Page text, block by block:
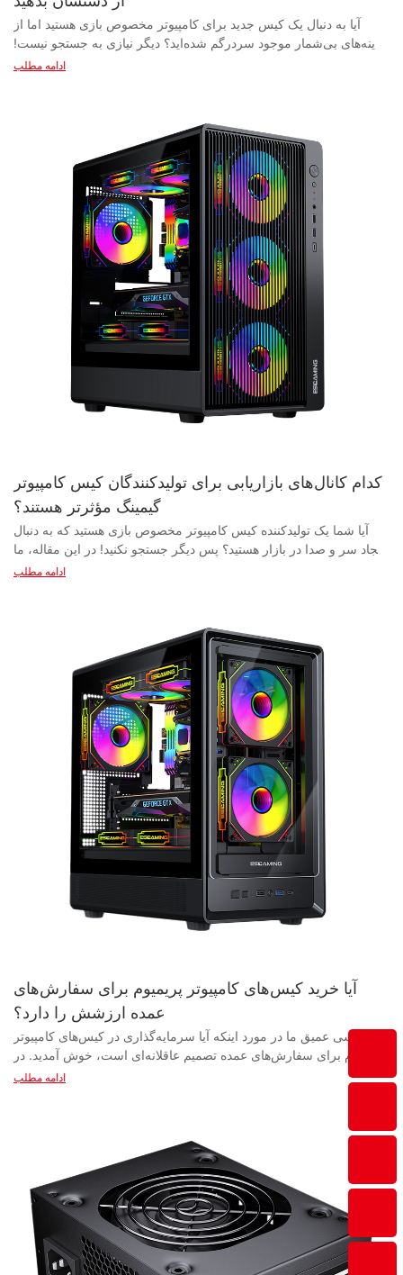
آیا به دنبال یک کیس جدید برای کامپیوتر مخصوص بازی هستید اما از گزینه‌های بی‌شمار موجود سردرگم شده‌اید؟ دیگر نیازی به جستجو نیست! در این مقاله، فهرستی از ۱۵ کیس برتر کامپیوتر مخصوص بازی که در حال حاضر در بازار موج می‌زنند را گردآوری کرده‌ایم. از طراحی‌های شیک گرفته تا عملکرد بهینه، این کیس‌ها برای هر گیمر جدی ضروری هستند. پس، بنشینید، استراحت کنید و اجازه دهید ما شما را در مورد بهترین کیس‌های کامپیوتر مخصوص بازی که نمی‌توانید از دست بدهید، راهنمایی کنیم! - مقدمه‌ای بر اهمیت کیس‌های مخصوص بازی در دنیای بازی، داشتن یک کامپیوتر گیمینگ درجه یک برای یک تجربه بازی بهینه بسیار مهم است. با این حال، یکی از جنبه‌های بازی‌های کامپیوتری که اغلب نادیده گرفته می‌شود، اهمیت کیس کامپیوتر گیمینگ است. یک کیس کامپیوتر گیمینگ نه تنها به عنوان یک پوسته محافظ برای تمام اجزای گران‌قیمت شما عمل می‌کند، بلکه نقش کلیدی در عملکرد کلی و زیبایی‌شناسی سیستم شما نیز ایفا می‌کند. در این مقاله، به اهمیت کیس‌های کامپیوتر گیمینگ خواهیم پرداخت و برخی از گزینه‌های برتر موجود در بازار امروز را بررسی خواهیم کرد. وقتی صحبت از انتخاب یک کیس کامپیوتر مخصوص بازی می‌شود، چند عامل کلیدی وجود دارد که باید در نظر گرفته شوند. اول و مهمتر از همه، باید مطمئن شوید که کیس با اندازه و پیکربندی قطعات شما سازگار است. یک کیس کامپیوتر مخصوص بازی که به خوبی طراحی شده باشد، فضای کافی برای مادربرد، کارت گرافیک، سیستم خنک‌کننده و سایر قطعات ضروری شما خواهد داشت. علاوه بر این، تهویه و جریان هوا برای حفظ عملکرد بهینه و جلوگیری از گرمای بیش از حد بسیار مهم هستند. به دنبال کیسی باشید که دریچه‌های هوا، پایه‌های فن و فضای کافی برای خنک‌کننده‌های اضافی داشته باشد. یکی دیگر از نکات مهم هنگام انتخاب کیس کامپیوتر مخصوص بازی، طراحی کلی و جذابیت زیبایی‌شناختی آن است. بسیاری از گیمرها کیس‌هایی با طراحی‌های جسورانه و آینده‌نگرانه و گزینه‌های نورپردازی RGB قابل تنظیم را ترجیح می‌دهند. برخی از کیس‌ها حتی دارای پنل‌های جانبی از جنس شیشه سکوریت هستند که به شما امکان می‌دهد قطعات خود را به نمایش بگذارید و یک چیدمان بصری خیره‌کننده ایجاد کنید. چه ظاهری شیک و مدرن را ترجیح دهید و چه طراحی صنعتی‌تر و مقاوم‌تر، گزینه‌های زیادی برای انتخاب وجود دارد که با سبک شخصی شما مطابقت دارد. وقتی صحبت از یافتن کیس کامپیوتر گیمینگ ایده‌آل می‌شود، در نظر گرفتن اعتبار و قابلیت اطمینان سازنده ضروری است. یک تأمین‌کننده معتبر کیس کامپیوتر گیمینگ، کیس‌های باکیفیت و بادوامی را ارائه می‌دهد که برای دوام ساخته شده‌اند. به دنبال تولیدکنندگانی باشید که سابقه تولید محصولات درجه یک و ارائه خدمات عالی به مشتریان را دارند. با انتخاب یک تولیدکننده کیس کامپیوتر گیمینگ قابل اعتماد، می‌توانید اطمینان حاصل کنید که روی محصولی سرمایه‌گذاری می‌کنید که تجربه بازی شما را برای سال‌های آینده محافظت و بهبود می‌بخشد. در بازار فعلی، کیس‌های بازی بی‌شماری برای انتخاب وجود دارد که هر کدام ویژگی‌ها و مزایای منحصر به فردی را ارائه می‌دهند. برخی از گزینه‌های محبوب شامل Corsair Crystal Series 680X، NZXT H710i و Cooler Master MasterCase H500P Mesh هستند. این کیس‌ها طراحی نوآورانه، ساختار مستحکم و ویژگی‌های قابل تنظیم را با هم ترکیب می‌کنند تا نیازهای حتی سخت‌گیرترین گیمرها را نیز برآورده کنند. چه به دنبال حداکثر جریان هوا، زیبایی ظاهری یا گزینه‌های پیشرفته نورپردازی RGB باشید، یک کیس بازی برای رفع نیازهای شما وجود دارد. در پایان، کیس کامپیوتر گیمینگ یکی از اجزای ضروری هر سیستم گیمینگ است که نباید نادیده گرفته شود. با سرمایه‌گذاری روی یک کیس باکیفیت از یک تولیدکننده معتبر، می‌توانید از اجزای ارزشمند خود محافظت کنید، عملکرد سیستم خود را افزایش دهید و یک محیط بازی خیره‌کننده از نظر بصری ایجاد کنید. با وجود گزینه‌های بسیار زیاد موجود در بازار، اکنون زمان مناسبی برای ارتقاء کیس کامپیوتر گیمینگ خود و ارتقای تجربه بازی خود به سطح بعدی است. - عواملی که باید هنگام انتخاب کیس کامپیوتر مخصوص بازی در نظر بگیرید وقتی صحبت از ساخت یک سیستم بازی نهایی می‌شود، انتخاب کیس کامپیوتر مناسب بسیار مهم است. کیس نه تنها به عنوان محل قرارگیری تمام اجزای گران‌قیمت شما عمل می‌کند، بلکه نقش مهمی در تجربه کلی بازی شما نیز ایفا می‌کند. با وجود گزینه‌های بسیار زیاد موجود در بازار فعلی، تصمیم‌گیری در مورد اینکه کدام کیس کامپیوتر بازی برای شما بهترین است، می‌تواند بسیار دشوار باشد. در این مقاله، 15 کیس برتر کامپیوتر بازی را که نمی‌توانید از دست بدهید، و همچنین عواملی را که باید هنگام انتخاب خود در نظر بگیرید، بررسی خواهیم کرد. یکی از مهمترین عواملی که هنگام انتخاب کیس کامپیوتر مخصوص بازی باید در نظر بگیرید، اندازه آن است. کیس‌های کامپیوتر مخصوص بازی در اندازه‌های مختلفی، از کیس‌های کوچک گرفته تا کیس‌های تمام‌قد، عرضه می‌شوند. اندازه کیس شما به اجزایی که قصد نصب آنها را دارید و همچنین ترجیح شخصی شما بستگی دارد. کیس‌های کوچک برای کسانی که فضای محدودی دارند یا می‌خواهند سیستم جمع‌وجورتری داشته باشند، عالی هستند، در حالی که کیس‌های تمام‌قد فضای بیشتری برای گزینه‌های انبساط و خنک‌کننده ارائه می‌دهند. یکی دیگر از عوامل مهم که باید در نظر گرفته شود، جریان هوا و خنک‌سازی است. جریان هوای مناسب برای خنک نگه داشتن قطعات و جلوگیری از گرمای بیش از حد در طول جلسات بازی شدید ضروری است. اگر قصد اورکلاک کردن قطعات خود را دارید، به دنبال کیسی با تهویه مناسب، تعداد زیادی پایه فن و پشتیبانی از سیستم‌های خنک‌کننده مایع باشید. برخی از کیس‌ها حتی با کنترل‌کننده‌های فن داخلی و فیلترهای گرد و غبار ارائه می‌شوند تا به حفظ جریان هوای بهینه کمک کنند. علاوه بر این، مدیریت کابل کلید دستیابی به یک سیستم تمیز و منظم است. به دنبال کیسی باشید که گزینه‌های کافی برای مسیریابی کابل، تسمه‌های چسبی مدیریت کابل و فضای کافی در پشت سینی مادربرد برای قرار دادن کابل‌های اضافی داشته باشد. یک سیستم کابلی با مدیریت خوب نه تنها زیبایی سیستم شما را بهبود می‌بخشد، بلکه جریان هوا را نیز بهبود می‌بخشد و ارتقاءهای آینده را آسان‌تر می‌کند. وقتی صحبت از زیبایی‌شناسی می‌شود، کیس‌های کامپیوتر بازی در طیف گسترده‌ای از سبک‌ها و طرح‌ها ارائه می‌شوند تا با سلیقه هر گیمری مطابقت داشته باشند. چه ظاهری براق و مینیمالیستی را ترجیح دهید و چه طراحی جسورانه و پر زرق و برق، کیسی برای شما وجود دارد. گزینه‌های نورپردازی RGB، پنل‌های جانبی شیشه‌ای حرارت دیده و پنل‌های جلویی قابل تنظیم، تنها برخی از ویژگی‌هایی هستند که می‌توانند جذابیت بصری سیستم شما را افزایش دهند. هنگام انتخاب کیس کامپیوتر مخصوص بازی، توجه به کیفیت ساخت و دوام آن نیز مهم است. به دنبال کیسی باشید که از مواد باکیفیت مانند فولاد یا آلومینیوم ساخته شده باشد، که بتواند سختی‌های حمل و نقل سیستم شما را به مهمانی‌های LAN یا رویدادهای بازی تحمل کند. یک کیس محکم و خوش‌ساخت نه تنها از قطعات شما محافظت می‌کند، بلکه سال‌های سال نیز دوام خواهد داشت. در پایان، هنگام انتخاب یک کیس کامپیوتر مخصوص بازی، در نظر گرفتن عواملی مانند اندازه، جریان هوا و خنک‌کنندگی، مدیریت کابل، زیبایی‌شناسی و کیفیت ساخت مهم است. با در نظر گرفتن این عوامل، می‌توانید کیس مناسبی را برای قرار دادن تجهیزات بازی خود پیدا کنید و تجربه بازی خود را به سطح بالاتری ارتقا دهید. 15 کیس برتر کامپیوتر مخصوص بازی در بازار فعلی را بررسی کنید و کیسی را انتخاب کنید که به بهترین وجه با نیازها و ترجیحات شما مطابقت داشته باشد. - ویژگی‌های برتر برای جستجوی در یک کیس کامپیوتر مخصوص بازی هنگام ساخت یک کامپیوتر مخصوص بازی، کیس یک جزء ضروری است که نه تنها تمام سخت‌افزار شما را در خود جای می‌دهد، بلکه نقش مهمی در زیبایی کلی سیستم شما نیز ایفا می‌کند. با وجود گزینه‌های فراوان موجود در بازار، انتخاب کیس مناسب برای کامپیوتر مخصوص بازی که متناسب با نیازهای شما باشد، می‌تواند بسیار دشوار باشد. در این مقاله، ما در مورد ویژگی‌های برتر یک کیس مخصوص بازی صحبت خواهیم کرد تا به شما در تصمیم‌گیری آگاهانه کمک کنیم. یکی از اولین ویژگی‌هایی که هنگام انتخاب کیس کامپیوتر مخصوص بازی باید در نظر بگیرید، اندازه آن است. کیس‌های کامپیوتر مخصوص بازی در اندازه‌های مختلفی از جمله تمام کیس، میان کیس و مینی کیس عرضه می‌شوند. اندازه کیس، میزان سخت‌افزاری را که می‌توانید در داخل آن قرار دهید، تعیین می‌کند، بنابراین مهم است که اندازه‌ای را انتخاب کنید که اجزای شما را در خود جای دهد، بدون اینکه خیلی حجیم یا محدودکننده باشد. یکی دیگر از ویژگی‌های مهم که باید در نظر گرفته شود، جریان هوا و گزینه‌های خنک‌کننده کیس است. جریان هوای مناسب برای خنک نگه داشتن قطعات و جلوگیری از گرمای بیش از حد در طول جلسات بازی شدید ضروری است. به دنبال کیس‌هایی با پایه‌های فن، تهویه و گزینه‌های مدیریت کابل فراوان باشید تا از جریان هوا و عملکرد خنک‌کننده بهینه اطمینان حاصل شود. علاوه بر این، کیفیت ساخت و جنس کیس کامپیوتر بازی را در نظر بگیرید. مواد بادوام مانند فولاد و آلومینیوم محافظت بهتری برای قطعات شما ارائه می‌دهند و طول عمر را تضمین می‌کنند. برخی از کیس‌ها همچنین دارای پنل‌های جانبی شیشه‌ای حرارت دیده هستند که ظاهری شیک و مدرن به آنها می‌دهد و به شما امکان می‌دهد سخت‌افزار خود را به نمایش بگذارید. وقتی صحبت از زیبایی‌شناسی می‌شود، کیس‌های کامپیوتر بازی در طیف گسترده‌ای از طرح‌ها و سبک‌ها ارائه می‌شوند تا با سلیقه هر گیمری مطابقت داشته باشند. چه طراحی براق و مینیمالیستی را ترجیح دهید و چه ظاهری جسورانه و پر زرق و برق، کیس کامپیوتر بازی برای شما وجود دارد. برای ایجاد یک ساختار بصری خیره‌کننده، به دنبال کیس‌هایی با گزینه‌های نورپردازی RGB قابل تنظیم و پنل‌های جانبی پنجره‌دار باشید. علاوه بر این، گزینه‌های ذخیره‌سازی و اسلات‌های توسعه موجود در کیس کامپیوتر بازی را در نظر بگیرید. کیسی را انتخاب کنید که تعداد زیادی جایگاه درایو و اسلات توسعه برای رفع نیازهای ذخیره‌سازی و ارتقاءهای آینده شما ارائه دهد. برخی از کیس‌ها همچنین دارای ویژگی‌های طراحی ماژولار برای سفارشی‌سازی و نگهداری آسان هستند. در پایان، مهم‌ترین ویژگی‌هایی که باید در یک کیس کامپیوتر مخصوص بازی به آن‌ها توجه کنید شامل اندازه، گزینه‌های جریان هوا و خنک‌کننده، کیفیت ساخت، زیبایی‌شناسی، گزینه‌های ذخیره‌سازی و اسلات‌های توسعه است. با در نظر گرفتن این ویژگی‌ها، می‌توانید کیس کامپیوتر مخصوص بازی ایده‌آلی را پیدا کنید که نه تنها ظاهر زیبایی داشته باشد، بلکه عملکرد و کارایی بهینه‌ای را برای سیستم بازی شما فراهم کند. به یاد داشته باشید که یک تأمین‌کننده یا سازنده معتبر کیس کامپیوتر مخصوص بازی را انتخاب کنید تا از کیفیت و قابلیت اطمینان در خرید خود اطمینان حاصل کنید. - مقایسه بهترین کیس‌های گیمینگ کامپیوتر در بازار فعلی در دنیای بازی، داشتن یک کیس کامپیوتر مناسب می‌تواند از نظر عملکرد، زیبایی‌شناسی و کارایی تفاوت زیادی ایجاد کند. با وجود طیف گسترده‌ای از گزینه‌های موجود در بازار امروز، انتخاب بهترین کیس کامپیوتر بازی که متناسب با نیازهای شما باشد، می‌تواند بسیار دشوار باشد. به همین دلیل ما لیستی از 15 کیس برتر کامپیوتر بازی را گردآوری کرده‌ایم که به سادگی نمی‌توانید از دستشان بدهید. وقتی صحبت از انتخاب یک کیس کامپیوتر مخصوص بازی می‌شود، چند عامل کلیدی وجود دارد که باید در نظر گرفته شوند. اولاً، طراحی و زیبایی‌شناسی کیس می‌تواند تأثیر زیادی بر ظاهر کلی سیستم بازی شما داشته باشد. طرح‌های شیک و مدرن با نورپردازی RGB از انتخاب‌های محبوب در بین گیمرها
ادامه مطلب
کدام کانال‌های بازاریابی برای تولیدکنندگان کیس کامپیوتر
گیمینگ مؤثرتر هستند؟
آیا شما یک تولیدکننده کیس کامپیوتر مخصوص بازی هستید که به دنبال ایجاد سر و صدا در بازار هستید؟ پس دیگر جستجو نکنید! در این مقاله، ما به دنیای کانال‌های بازاریابی می‌پردازیم تا کشف کنیم کدام یک برای تولیدکنندگان کیس کامپیوتر مخصوص بازی مؤثرتر است. چه تازه وارد باشید و چه یک حرفه‌ای باتجربه، این اطلاعات ارزشمند به شما کمک می‌کند تا به مخاطبان هدف خود برسید و فروش خود را افزایش دهید. برای کسب اطلاعات بیشتر ادامه مطلب را بخوانید! - مروری بر استراتژی‌های بازاریابی برای تولیدکنندگان کیس کامپیوتر مخصوص بازی مروری بر استراتژی‌های بازاریابی برای تولیدکنندگان کیس کامپیوتر مخصوص بازی در بازار بسیار رقابتی امروز، تولیدکنندگان کیس‌های مخصوص بازی دائماً به دنبال موثرترین کانال‌های بازاریابی برای دسترسی به مخاطبان هدف خود هستند. با افزایش محبوبیت کامپیوترهای شخصی مخصوص بازی، تقاضای فزاینده‌ای برای کیس‌های باکیفیت و جذاب از نظر بصری وجود دارد که نه تنها از اجزای داخلی محافظت می‌کنند، بلکه تجربه کلی بازی را نیز بهبود می‌بخشند. یکی از استراتژی‌های کلیدی بازاریابی برای تولیدکنندگان کیس کامپیوتر مخصوص بازی، ایجاد حضور قوی آنلاین است. این امر می‌تواند از طریق یک وب‌سایت با طراحی خوب که جدیدترین محصولات، ویژگی‌ها و گزینه‌های سفارشی‌سازی موجود را به نمایش می‌گذارد، محقق شود. استفاده از تکنیک‌های بهینه‌سازی موتور جستجو همچنین می‌تواند به هدایت ترافیک ارگانیک به وب‌سایت، افزایش دیده شدن و جذب مشتریان بالقوه‌ای که به طور فعال در جستجوی کیس‌های کامپیوتر مخصوص بازی هستند، کمک کند. علاوه بر این، پلتفرم‌های رسانه‌های اجتماعی نقش حیاتی در دسترسی به جامعه بازی و تعامل با مشتریان دارند. تولیدکنندگان با ایجاد محتوای جذاب، مانند بررسی محصولات، آموزش‌ها و نمایش تجهیزات بازی، می‌توانند آگاهی از برند را افزایش داده و دنبال‌کنندگان وفاداری برای خود ایجاد کنند. پلتفرم‌هایی مانند اینستاگرام، توییتر و یوتیوب به ویژه برای نمایش محصولات جذاب از نظر بصری و ارتباط با علاقه‌مندان به بازی مؤثر هستند. علاوه بر بازاریابی آنلاین، شرکت در رویدادها و کنوانسیون‌های بازی می‌تواند فرصت‌های ارزشمندی را برای تولیدکنندگان فراهم کند تا محصولات خود را به مخاطبان هدف نمایش دهند. با برپایی غرفه‌های نمایش، ارائه دموهای عملی و ارتباط با افراد تأثیرگذار در صنعت، تولیدکنندگان می‌توانند سر و صدا ایجاد کنند و شناخت برند را در بین گیمرها و علاقه‌مندان به کامپیوتر افزایش دهند. همکاری با اینفلوئنسرها و استریمرهای بازی، استراتژی مؤثر دیگری برای دسترسی به مخاطبان گسترده‌تر و کسب اعتبار در جامعه بازی است. تولیدکنندگان با حمایت مالی از تولیدکنندگان محتوا برای نمایش محصولات خود در پخش زنده یا ویدیوها، می‌توانند از پایگاه طرفداران فعلی اینفلوئنسر استفاده کرده و به مشتریان بالقوه‌ای که به توصیه‌های آنها اعتماد دارند، دسترسی پیدا کنند. از نظر کانال‌های توزیع، همکاری با خرده‌فروشان معتبر و پلتفرم‌های تجارت الکترونیک می‌تواند به تولیدکنندگان کیس‌های بازی کمک کند تا به پایگاه مشتری وسیع‌تری دسترسی پیدا کنند و فروش خود را افزایش دهند. تولیدکنندگان با ارائه معاملات انحصاری، گزینه‌های بسته‌بندی و محصولات با نسخه محدود، می‌توانند مشتریان را به خرید ترغیب کرده و فروش را افزایش دهند. در مجموع، ترکیبی از بازاریابی آنلاین، تعامل در رسانه‌های اجتماعی، مشارکت در رویدادها، همکاری با اینفلوئنسرها و کانال‌های توزیع استراتژیک می‌تواند به تولیدکنندگان کیس‌های بازی کمک کند تا به طور مؤثر به مخاطبان هدف خود برسند و دیده شدن برند خود را افزایش دهند. تولیدکنندگان با به‌روز ماندن با آخرین روندهای بازاریابی و تکامل مداوم استراتژی‌های خود، می‌توانند از رقبا پیشی بگیرند و جایگاه موفقی در بازار کیس‌های بازی برای خود دست و پا کنند. - ارزیابی اثربخشی کانال‌های مختلف بازاریابی در بازار رقابتی کیس‌های کامپیوتر مخصوص بازی، تولیدکنندگان دائماً به دنبال موثرترین کانال‌های بازاریابی برای تبلیغ محصولات خود و رسیدن به مخاطبان هدف خود هستند. با افزایش روزافزون محبوبیت بازی، تقاضا برای کیس‌های کامپیوتر با کیفیت بالا و از نظر زیبایی‌شناسی رو به افزایش است و این امر شناسایی موثرترین راه‌ها برای بازاریابی محصولات را برای تولیدکنندگان بسیار مهم می‌کند. یکی از کانال‌های کلیدی بازاریابی که تولیدکنندگان کیس‌های کامپیوتر مخصوص بازی از آن استفاده می‌کنند، رسانه‌های اجتماعی است. پلتفرم‌هایی مانند اینستاگرام، توییتر و فیس‌بوک به تولیدکنندگان این امکان را می‌دهند که محصولات خود را به مخاطبان گسترده‌ای از گیمرها و علاقه‌مندان به کامپیوتر نمایش دهند. تولیدکنندگان با ارسال محتوای جذاب مانند عکس، ویدیو و نقد و بررسی محصولات، می‌توانند در مورد محصولات خود سر و صدا ایجاد کرده و مشتریان بالقوه را جذب کنند. رسانه‌های اجتماعی همچنین امکان تعامل مستقیم با مشتریان را فراهم می‌کنند و بستری را برای رسیدگی به هرگونه سوال یا نگرانی که ممکن است داشته باشند، فراهم می‌کنند. یکی دیگر از کانال‌های بازاریابی مؤثر برای تولیدکنندگان کیس کامپیوتر مخصوص بازی، بازاریابی تأثیرگذار است. همکاری با اینفلوئنسرهای محبوب بازی و یوتیوبرهایی که دنبال‌کنندگان زیادی دارند، می‌تواند به تولیدکنندگان کمک کند تا به مخاطبان گسترده‌تری دسترسی پیدا کنند و برای محصولات خود اعتبار ایجاد کنند. اینفلوئنسرها می‌توانند محتوای حمایت‌شده‌ای ایجاد کنند که ویژگی‌ها و مزایای یک کیس کامپیوتر خاص را نشان می‌دهد، که می‌تواند به هزاران یا حتی میلیون‌ها بیننده که به نظر اینفلوئنسر اعتماد دارند، برسد. علاوه بر رسانه‌های اجتماعی و بازاریابی تأثیرگذار، بهینه‌سازی موتور جستجو (SEO) یکی دیگر از کانال‌های بازاریابی حیاتی برای تولیدکنندگان کیس کامپیوتر بازی است. تولیدکنندگان با بهینه‌سازی وب‌سایت و صفحات محصول خود برای کلمات کلیدی مرتبط مانند «تأمین‌کننده کیس کامپیوتر بازی» و «تولیدکننده کیس کامپیوتر بازی»، می‌توانند میزان دیده شدن خود را در صفحات نتایج موتور جستجو بهبود بخشند و ترافیک ارگانیک را از کاربرانی که به صورت آنلاین کیس‌های کامپیوتر بازی را جستجو می‌کنند، جذب کنند. علاوه بر این، تولیدکنندگان می‌توانند از همکاری با خرده‌فروشان آنلاین و پلتفرم‌های تجارت الکترونیک نیز بهره‌مند شوند. تولیدکنندگان با فروش محصولات خود در سایت‌های محبوبی مانند آمازون، نیواگ و میکرو سنتر، می‌توانند به یک پایگاه مشتری بزرگ دسترسی پیدا کنند و از ترافیک داخلی و قابلیت‌های جستجوی پلتفرم‌ها بهره‌مند شوند. علاوه بر این، همکاری با خرده‌فروشان آنلاین می‌تواند به تولیدکنندگان کمک کند تا به مشتریانی که ممکن است با برند یا محصولات آنها آشنا نباشند، دسترسی پیدا کنند و فروش خود را افزایش دهند. در مجموع، ارزیابی اثربخشی کانال‌های مختلف بازاریابی برای تولیدکنندگان کیس‌های بازی ضروری است تا بتوانند محصولات خود را به طور مؤثر تبلیغ کنند و در بازار رقابتی متمایز شوند. تولیدکنندگان با استفاده از ترکیبی از رسانه‌های اجتماعی، بازاریابی تأثیرگذار، سئو و مشارکت با خرده‌فروشان آنلاین، می‌توانند به مخاطبان هدف خود دسترسی پیدا کنند، آگاهی از برند ایجاد کنند و در نهایت فروش کیس‌های بازی خود را افزایش دهند. تولیدکنندگان با در نظر گرفتن روندهای صنعت و اصلاح مداوم استراتژی‌های بازاریابی خود، می‌توانند خود را برای موفقیت در بازار کیس‌های بازی که دائماً در حال تکامل است، آماده کنند. - تجزیه و تحلیل میزان دسترسی و تعامل پلتفرم‌های مختلف در دنیای رقابتی تولید کیس‌های بازی، درک و به حداکثر رساندن دسترسی و تعامل پلتفرم‌های مختلف بازاریابی برای موفقیت بسیار مهم است. با رویکرد صحیح، تولیدکنندگان می‌توانند به طور مؤثر مخاطبان کلیدی خود را هدف قرار داده و فروش را افزایش دهند. این مقاله با تمرکز بر دسترسی و تعامل، مؤثرترین کانال‌های بازاریابی برای تولیدکنندگان کیس‌های بازی را تجزیه و تحلیل خواهد کرد. یکی از پلتفرم‌های کلیدی برای دسترسی به مشتریان بالقوه، رسانه‌های اجتماعی هستند. پلتفرم‌هایی مانند فیس‌بوک، اینستاگرام و توییتر به تولیدکنندگان این فرصت را می‌دهند که محصولات خود را به مخاطبان گسترده‌ای نشان دهند. تولیدکنندگان با ایجاد پست‌های جذاب بصری که جدیدترین کیس‌های بازی خود را به نمایش می‌گذارند، می‌توانند با گیمرها و علاقه‌مندان به فناوری که به طور فعال به دنبال بهترین محصولات برای سیستم‌های خود هستند، تعامل داشته باشند. علاوه بر رسانه‌های اجتماعی، بهینه‌سازی موتور جستجو (SEO) نقش حیاتی در دستیابی به مشتریان بالقوه آنلاین ایفا می‌کند. شرکت‌ها با بهینه‌سازی وب‌سایت و محتوای خود برای کلمات کلیدی مرتبط مانند "تأمین‌کننده کیس کامپیوتر بازی" و "تولیدکننده کیس کامپیوتر بازی"، می‌توانند میزان دیده شدن خود را در صفحات نتایج موتور جستجو افزایش دهند. این امر می‌تواند منجر به افزایش ترافیک ارگانیک به وب‌سایت آنها و در نهایت، فروش بیشتر شود. بازاریابی ایمیلی یکی دیگر از کانال‌های مؤثر برای تعامل با مشتریان بالقوه است. با ایجاد یک لیست پستی از گیمرهای علاقه‌مند و علاقه‌مندان به فناوری، تولیدکنندگان می‌توانند کمپین‌های هدفمندی را برای تبلیغ جدیدترین کیس‌های بازی خود ارسال کنند. با ارائه تخفیف‌ها و تبلیغات ویژه، شرکت‌ها می‌توانند مخاطبان خود را به خرید ترغیب کنند. همکاری با اینفلوئنسرها و تولیدکنندگان محتوای بازی، یک استراتژی بازاریابی ارزشمند برای تولیدکنندگان کیس کامپیوتر بازی نیز هست. شرکت‌ها با همکاری با یوتیوبرهای محبوب، استریمرهای توییچ و اینفلوئنسرهای اینستاگرام، می‌توانند به مخاطبان بسیار فعالی از گیمرها که به توصیه‌های سازندگان مورد علاقه خود اعتماد دارند، دسترسی پیدا کنند. این امر می‌تواند منجر به افزایش آگاهی و اعتبار برند در جامعه بازی شود. نمایشگاه‌های تجاری و رویدادهای صنعتی، بستر مهم دیگری برای تولیدکنندگان جهت نمایش کیس‌های رایانه‌های شخصی مخصوص بازی خود هستند. شرکت‌ها با شرکت در رویدادهایی مانند Computex و CES می‌توانند با متخصصان صنعت، روزنامه‌نگاران و مصرف‌کنندگانی که به فناوری بازی علاقه‌مند هستند، تعامل داشته باشند. این رویدادها فرصتی را برای تولیدکنندگان فراهم می‌کنند تا کیفیت و مهارت محصولات خود را به‌صورت حضوری نشان دهند و منجر به مشارکت‌ها و همکاری‌های بالقوه شوند. در مجموع، مؤثرترین کانال‌های بازاریابی برای تولیدکنندگان کیس‌های بازی، کانال‌هایی هستند که دسترسی و تعامل را در اولویت قرار می‌دهند. با بهره‌گیری از رسانه‌های اجتماعی، سئو، بازاریابی ایمیلی، همکاری با اینفلوئنسرها و رویدادهای صنعتی، شرکت‌ها می‌توانند به طور مؤثر به مخاطبان هدف خود دسترسی پیدا کرده و فروش را افزایش دهند. برای تولیدکنندگان ضروری است که به طور مداوم استراتژی‌های بازاریابی خود را تجزیه و تحلیل و بهینه کنند تا در این صنعت پرسرعت از رقبا پیشی بگیرند. - شناسایی روندهای کلیدی در بازاریابی برای تولیدکنندگان کیس کامپیوتر مخصوص بازی در چشم‌انداز فناوری که به سرعت در حال تحول است، تقاضا برای کیس‌های بازی با عملکرد بالا همچنان رو به افزایش است. از آنجایی که علاقه‌مندان به بازی به دنبال ساخت کیس‌های سفارشی هستند که نه تنها عملکرد برتر ارائه دهند، بلکه از طراحی بصری جذابی نیز برخوردار باشند، تولیدکنندگان کیس‌های بازی با فرصتی بی‌نظیر برای بهره‌برداری از این بازار رو به رشد مواجه هستند. برای دستیابی مؤثر به این مخاطب هدف، ضروری است که تولیدکنندگان کیس‌های بازی، روندهای کلیدی بازاریابی را شناسایی کرده و تعیین کنند که کدام کانال‌ها در دستیابی به مشتریان بالقوه مؤثرتر هستند. یکی از روندهای کلیدی در بازاریابی برای تولیدکنندگان کیس‌های کامپیوتر مخصوص بازی، تمرکز فزاینده بر هدف قرار دادن
ادامه مطلب
آیا خرید کیس‌های کامپیوتر پریمیوم برای سفارش‌های
عمده ارزشش را دارد؟
به بررسی عمیق ما در مورد اینکه آیا سرمایه‌گذاری در کیس‌های کامپیوتر پریمیوم برای سفارش‌های عمده تصمیم عاقلانه‌ای است، خوش آمدید. در جهانی که فناوری به سرعت در حال تکامل است، مشاغل و افراد به طور مکرر با این تصمیم مواجه می‌شوند که آیا کیفیت را بر کمیت در مورد سخت‌افزار کامپیوتر خود اولویت دهند یا خیر. به ما بپیوندید تا مزایا و معایب ولخرجی برای کیس‌های کامپیوتر پریمیوم برای سفارش‌های عمده را بررسی کنیم و ببینیم که آیا مزایای آن واقعاً از هزینه‌هایش بیشتر است یا خیر. - درک اهمیت کیس‌های کامپیوتر مرغوب وقتی صحبت از خرید عمده کیس کامپیوتر می‌شود، بسیاری از کسب‌وکارها ممکن است این سوال را مطرح کنند که آیا سرمایه‌گذاری روی گزینه‌های پریمیوم واقعاً ارزشش را دارد یا خیر. با این حال، درک اهمیت کیس‌های کامپیوتر پریمیوم می‌تواند تفاوت قابل توجهی در عملکرد و طول عمر کامپیوترهایی که در آنها قرار دارند، ایجاد کند. در این مقاله، به دلایلی خواهیم پرداخت که چرا انتخاب کیس‌های کامپیوتر پریمیوم هنگام سفارش‌های عمده مفید است. کیس‌های کامپیوتر نقش حیاتی در محافظت از اجزای داخلی کامپیوتر دارند. آنها نه تنها یک محفظه امن برای مادربرد، کارت گرافیک و سایر قطعات ضروری فراهم می‌کنند، بلکه به حفظ دمای مطلوب نیز کمک می‌کنند. کیس‌های کامپیوتر مرغوب با مواد باکیفیت و سیستم‌های تهویه پیشرفته طراحی شده‌اند که می‌توانند از گرمای بیش از حد جلوگیری کرده و عملکرد قطعات را در بهترین سطح عملکرد تضمین کنند. این امر در نهایت می‌تواند منجر به طول عمر بیشتر کامپیوترها شود و نیاز به تعویض یا تعمیر مکرر را کاهش دهد. علاوه بر این، کیس‌های کامپیوتر پریمیوم در مقایسه با مدل‌های استاندارد، گزینه‌ها و ویژگی‌های سفارشی‌سازی بیشتری ارائه می‌دهند. با کیس‌های پریمیوم، کسب‌وکارها می‌توانند از طیف گسترده‌ای از اندازه‌ها، طرح‌ها و چیدمان‌ها، متناسب با نیازهای خاص خود انتخاب کنند. چه به فضای اضافی برای هارد دیسک‌های اضافی، سیستم‌های مدیریت کابل بهبود یافته یا گزینه‌های نورپردازی RGB پیشرفته نیاز داشته باشند، کیس‌های پریمیوم می‌توانند انعطاف‌پذیری و عملکردی را که کسب‌وکارها به دنبال آن هستند، فراهم کنند. این سطح از سفارشی‌سازی می‌تواند به کسب‌وکارها کمک کند تا کامپیوترهایی بسازند که نه تنها عملکرد خوبی دارند، بلکه هویت برند و ترجیحات زیبایی‌شناختی آنها را نیز منعکس می‌کنند. یکی دیگر از عوامل مهم که هنگام خرید عمده کیس کامپیوتر باید در نظر گرفته شود، اعتبار و قابلیت اطمینان تأمین‌کننده یا تولیدکننده است. انتخاب تأمین‌کنندگان یا تولیدکنندگان برتر کیس کامپیوتر می‌تواند تضمین کند که کسب‌وکارها محصولاتی را دریافت می‌کنند که بالاترین استانداردهای کیفیت را رعایت می‌کنند. با همکاری با شرکت‌های معتبر، کسب‌وکارها می‌توانند به راهنمایی‌های تخصصی، پشتیبانی فنی و گزینه‌های گارانتی دسترسی داشته باشند که ممکن است با گزینه‌های ارزان‌تر در دسترس نباشند. این سطح از حرفه‌ای‌گری و تعهد به رضایت مشتری می‌تواند تفاوت قابل توجهی در تجربه کلی خرید و استفاده از کیس‌های کامپیوتر به صورت عمده ایجاد کند. علاوه بر این، سرمایه‌گذاری در کیس‌های کامپیوتر مرغوب می‌تواند تأثیر مثبتی بر تصویر کلی و اعتبار یک کسب‌وکار داشته باشد. کامپیوترهایی که در کیس‌های شیک، مدرن و باکیفیت قرار می‌گیرند، می‌توانند تأثیر ماندگاری بر مشتریان، شرکا و کارمندان بگذارند. آن‌ها می‌توانند حس حرفه‌ای بودن، نوآوری و توجه به جزئیات را منتقل کنند که می‌تواند به کسب‌وکارها کمک کند تا در بازار رقابتی متمایز شوند. با اولویت‌بندی کیس‌های کامپیوتر مرغوب، کسب‌وکارها می‌توانند تعهد خود را به تعالی و کیفیت در هر جنبه‌ای از عملیات خود نشان دهند. در نتیجه، اگرچه هزینه اولیه خرید کیس‌های کامپیوتر مرغوب برای سفارشات عمده ممکن است بالاتر از گزینه‌های استاندارد باشد، اما مزایای بلندمدت آن بسیار بیشتر از سرمایه‌گذاری است. کیس‌های کامپیوتر مرغوب، محافظت، سفارشی‌سازی، قابلیت اطمینان و ارزش کلی فوق‌العاده‌ای را ارائه می‌دهند که می‌تواند عملکرد و وجهه یک کسب‌وکار را بهبود بخشد. با درک اهمیت کیس‌های کامپیوتر مرغوب و همکاری با تأمین‌کنندگان یا تولیدکنندگان معتبر، کسب‌وکارها می‌توانند اطمینان حاصل کنند که رایانه‌هایشان به بهترین محفظه ممکن برای اجزای ضروری خود مجهز شده‌اند. - مزایای خرید عمده کیس‌های کامپیوتر پریمیوم وقتی صحبت از خرید عمده کیس کامپیوتر می‌شود، گزینه‌های زیادی در بازار وجود دارد. با این حال، سرمایه‌گذاری در کیس‌های کامپیوتر مرغوب برای سفارش‌های عمده می‌تواند در درازمدت بسیار سودمند باشد. در این مقاله، مزایای خرید عمده کیس‌های کامپیوتر مرغوب، اهمیت یافتن تامین‌کننده مناسب کیس کامپیوتر و مزایای همکاری با یک تولیدکننده معتبر کیس کامپیوتر را بررسی خواهیم کرد. اول و مهمتر از همه، کیس‌های کامپیوتر مرغوب به گونه‌ای طراحی شده‌اند که محافظت عالی برای قطعات ارزشمند کامپیوتر شما فراهم کنند. این کیس‌ها اغلب با مواد باکیفیت مانند آلومینیوم یا شیشه سکوریت ساخته می‌شوند که دوام و استحکام بیشتری را ارائه می‌دهند. با سرمایه‌گذاری در کیس‌های کامپیوتر مرغوب برای سفارشات عمده، می‌توانید اطمینان حاصل کنید که کامپیوترهای شما در حین حمل و نقل و جابجایی به خوبی محافظت می‌شوند و خطر آسیب و تعمیرات پرهزینه را کاهش می‌دهند. علاوه بر این، کیس‌های کامپیوتر ممتاز با در نظر گرفتن زیبایی‌شناسی طراحی می‌شوند. این کیس‌ها اغلب دارای طرح‌های شیک و مدرن، با نورپردازی RGB قابل تنظیم و پنل‌های شیشه‌ای حرارت دیده هستند که اجزای کامپیوتر شما را به زیبایی نمایش می‌دهند. با سرمایه‌گذاری در کیس‌های کامپیوتر ممتاز برای سفارشات عمده، می‌توانید ظاهری حرفه‌ای و بصری جذاب برای محصولات خود ایجاد کنید که می‌تواند به جذب مشتریان بیشتر و بهبود تصویر برند شما کمک کند. علاوه بر محافظت و زیبایی، خرید عمده کیس‌های کامپیوتر مرغوب می‌تواند در درازمدت منجر به صرفه‌جویی در هزینه‌ها نیز شود. در حالی که سرمایه‌گذاری اولیه ممکن است در مقایسه با کیس‌های استاندارد کامپیوتر بیشتر باشد، کیس‌های مرغوب معمولاً کیفیت و طول عمر بهتری ارائه می‌دهند و نیاز به تعویض مکرر را کاهش می‌دهند. با خرید عمده، می‌توانید با تأمین‌کننده کیس کامپیوتر قیمت‌های بهتری نیز مذاکره کنید و هزینه‌های کلی خود را بیشتر کاهش داده و حاشیه سود خود را افزایش دهید. وقتی صحبت از یافتن تأمین‌کننده مناسب کیس کامپیوتر برای سفارشات عمده شما می‌شود، انتخاب یک فروشنده معتبر و قابل اعتماد بسیار مهم است. به دنبال تأمین‌کنندگانی باشید که سابقه اثبات‌شده‌ای در ارائه محصولات با کیفیت و به موقع دارند و از شهرت خوبی در صنعت برخوردارند. با ایجاد یک همکاری قوی با یک تأمین‌کننده قابل اعتماد کیس کامپیوتر، می‌توانید کیفیت ثابت و تحویل به موقع سفارشات خود را تضمین کنید، که برای اداره یک کسب‌وکار موفق ضروری است. علاوه بر این، ایجاد همکاری با یک تولیدکننده معتبر کیس کامپیوتر می‌تواند مزایای بی‌شماری را نیز ارائه دهد. یک تولیدکننده معتبر می‌تواند برای سفارشات عمده شما، راه‌حل‌های سفارشی، مانند طرح‌های منحصر به فرد، گزینه‌های برندسازی و راه‌حل‌های بسته‌بندی، ارائه دهد. با همکاری نزدیک با تولیدکننده، می‌توانید اطمینان حاصل کنید که کیس‌های کامپیوتر شما الزامات و استانداردهای خاص شما را برآورده می‌کنند و منجر به افزایش رضایت و وفاداری مشتری می‌شوند. در پایان، سرمایه‌گذاری در کیس‌های کامپیوتر مرغوب برای سفارشات عمده می‌تواند طیف گسترده‌ای از مزایا، از جمله محافظت بیشتر، زیبایی‌شناسی بهبود یافته، صرفه‌جویی در هزینه و راه‌حل‌های سفارشی را به همراه داشته باشد. با همکاری با یک تأمین‌کننده و تولیدکننده معتبر کیس کامپیوتر، می‌توانید موفقیت کسب‌وکار خود را تضمین کرده و محصولات خود را در بازار رقابتی متمایز کنید. بنابراین، اگر به خرید عمده کیس‌های کامپیوتر فکر می‌کنید، قطعاً سرمایه‌گذاری در گزینه‌های مرغوب برای موفقیت بلندمدت ارزشش را دارد. - عواملی که باید هنگام خرید عمده کیس‌های کامپیوتر مرغوب در نظر بگیرید وقتی صحبت از خرید عمده کیس‌های کامپیوتر مرغوب می‌شود، عوامل مختلفی وجود دارد که باید برای تصمیم‌گیری آگاهانه در نظر گرفته شوند. چه شما یک کسب و کار باشید که به دنبال خرید کیس کامپیوتر برای فروش مجدد هستید و چه شرکتی که به تعداد زیادی کیس برای استفاده داخلی نیاز دارد، انتخاب تامین‌کننده و سازنده مناسب برای اطمینان از دریافت محصولات با کیفیت بالا که نیازهای خاص شما را برآورده می‌کنند، بسیار مهم است. یکی از اولین عواملی که هنگام خرید عمده کیس‌های کامپیوتر مرغوب باید در نظر بگیرید، اعتبار تأمین‌کننده است. انجام تحقیقات کامل در مورد پیشینه و سابقه تأمین‌کننده بسیار مهم است تا از سابقه ارائه محصولات درجه یک و خدمات عالی به مشتریان اطمینان حاصل شود. برای سنجش قابلیت اطمینان و اعتبار تأمین‌کننده، به دنبال نظرات و توصیفات سایر مشتریان باشید. یکی دیگر از عوامل مهم که باید در نظر گرفته شود، کیفیت کیس‌های کامپیوتر شخصی ارائه شده است. کیس‌های کامپیوتر شخصی ممتاز باید بادوام، قابل اعتماد و قادر به ارائه محافظت کافی برای اجزای داخلی باشند. به دنبال تأمین‌کنندگان و تولیدکنندگانی باشید که از مواد با کیفیت بالا و فرآیندهای تولید پیشرفته استفاده می‌کنند تا از دوام بالای کیس‌ها اطمینان حاصل شود. علاوه بر کیفیت، در نظر گرفتن طراحی و ویژگی‌های کیس‌های کامپیوتر نیز ضروری است. کاربران مختلف ممکن است در مورد طراحی کیس کامپیوتر، ترجیحات و الزامات متفاوتی داشته باشند، بنابراین انتخاب تأمین‌کننده‌ای که گزینه‌های متنوعی را برای تأمین طیف متنوعی از نیازها ارائه می‌دهد، مهم است. چه به دنبال یک طراحی شیک و مینیمالیستی باشید و چه کیسی با ویژگی‌های خنک‌کننده پیشرفته، مطمئن شوید که تأمین‌کننده می‌تواند طرح‌ها و ویژگی‌های خاصی را که به دنبال آن هستید، ارائه دهد. هزینه یکی دیگر از عوامل مهم در خرید عمده کیس‌های کامپیوتر مرغوب است. اگرچه اولویت دادن به کیفیت و ویژگی‌ها مهم است، اما پیدا کردن تامین‌کننده‌ای که قیمت‌های رقابتی برای سفارشات عمده ارائه می‌دهد نیز ضروری است. به دنبال تامین‌کننده‌هایی باشید که برای تعداد زیاد تخفیف یا قیمت‌های ویژه ارائه می‌دهند تا مطمئن شوید که بهترین ارزش را برای پول خود دریافت می‌کنید. در نهایت، سطح پشتیبانی مشتری و خدمات پس از فروش ارائه شده توسط تأمین‌کننده را در نظر بگیرید. یک تأمین‌کننده خوب باید به سوالات پاسخ دهد، به‌روزرسانی‌های به‌موقع در مورد سفارشات ارائه دهد و در صورت بروز هرگونه مشکل یا نگرانی در مورد محصولات، پشتیبانی ارائه دهد. به دنبال تأمین‌کنندگانی باشید که یک تیم خدمات مشتری اختصاصی و یک کانال ارتباطی واضح داشته باشند تا تجربه خرید روان و بدون مشکل را تضمین کنند. در پایان، هنگام خرید عمده کیس‌های کامپیوتر مرغوب، در نظر گرفتن عواملی مانند اعتبار تأمین‌کننده، کیفیت محصول، طراحی و ویژگی‌ها، هزینه و پشتیبانی مشتری ضروری است. با در نظر گرفتن این عوامل و انتخاب یک تأمین‌کننده معتبر و قابل اعتماد، می‌توانید اطمینان حاصل کنید که کیس‌های کامپیوتر با کیفیتی را تهیه می‌کنید که نیازهای خاص شما را برآورده کرده و برای سرمایه‌گذاری شما ارزش قائل هستند. - تحلیل هزینه: آیا کیس‌های کامپیوتر پریمیوم ارزش سرمایه‌گذاری برای سفارش‌های عمده را دارند؟ وقتی صحبت از خرید عمده کیس کامپیوتر می‌شود، یکی از ملاحظات کلیدی برای کسب‌وکارها این است که آیا سرمایه‌گذاری روی کیس‌های پریمیوم ارزش هزینه کردن را دارد یا خیر. در این تحلیل هزینه، عواملی را که باید هنگام تصمیم‌گیری بین کیس‌های کامپیوتر پریمیوم و ارزان برای سفارشات عمده در نظر گرفته شوند، بررسی خواهیم کرد. کیس‌های کامپیوتر نقش حی
ادامه مطلب